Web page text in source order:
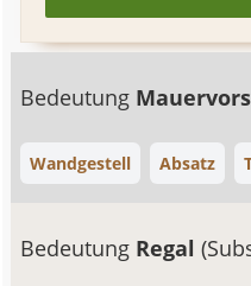
Bedeutung
Wandgestell Absatz
Bedeutung Regal